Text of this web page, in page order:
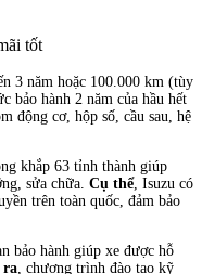
tốt
3 năm hoặc 100.000 km (tùy
bảo hành 2 năm của hầu hết
động cơ, hộp số, cầu sau, hệ
khắp 63 tỉnh thành giúp
sửa chữa. Cụ thể, Isuzu có
trên toàn quốc, đảm bảo
bảo hành giúp xe được hỗ
ra , chương trình đào tạo kỹ